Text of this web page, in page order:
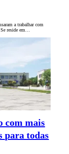
a trabalhar com
Se reside em…
com mais
para todas